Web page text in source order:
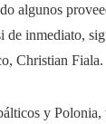
algunos
de inmediato,
Christian Fiala.
y Polonia,